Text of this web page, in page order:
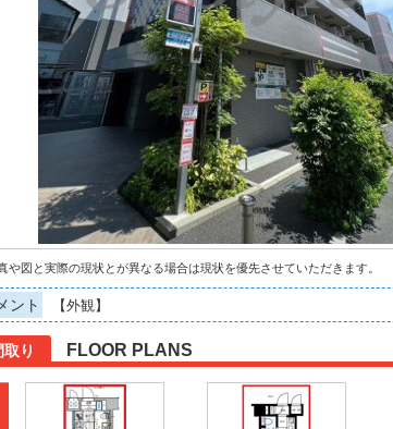
や図と実際の現状とが異なる場合は現状を優先させていただきます。
ント 【外観】
取り FLOOR PLANS